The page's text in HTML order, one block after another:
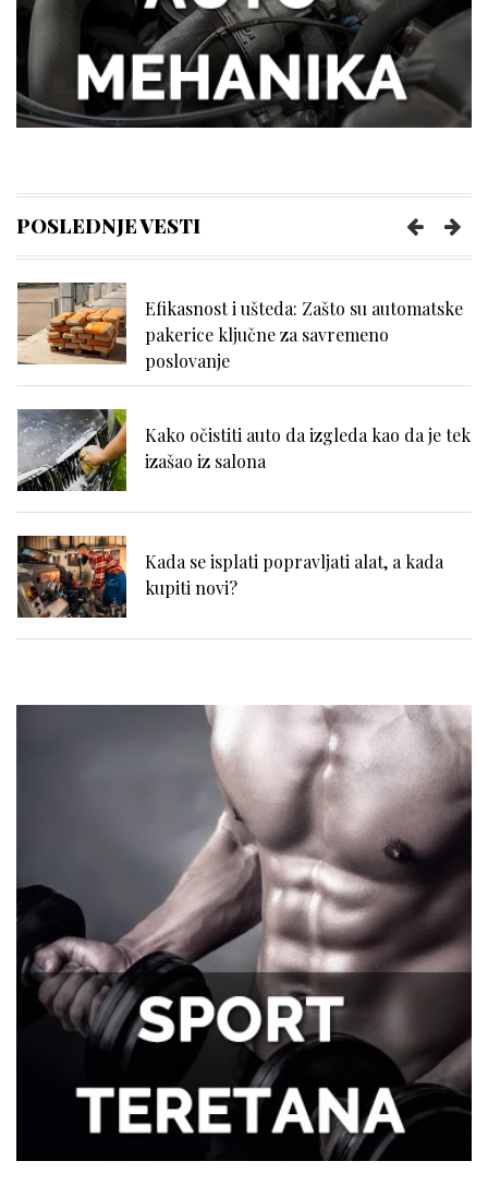
POSLEDNJE VESTI
Kako kancelarija postaje mesto
efikasnosti i mentalne jasnoće?
Efikasnost i ušteda: Zašto su automatske
pakerice ključne za savremeno
poslovanje
Kako očistiti auto da izgleda kao da je tek
izašao iz salona
Kada se isplati popravljati alat, a kada
kupiti novi?
potcenjuju?
Zdravlje zuba i samopouzdanje: Zašto je
osmeh ključan za svakog muškarca
Tegobe sa sinusima koje muškarci
najčešće trpe bez odlaska kod lekara
Kako kancelarija postaje mesto
efikasnosti i mentalne jasnoće?